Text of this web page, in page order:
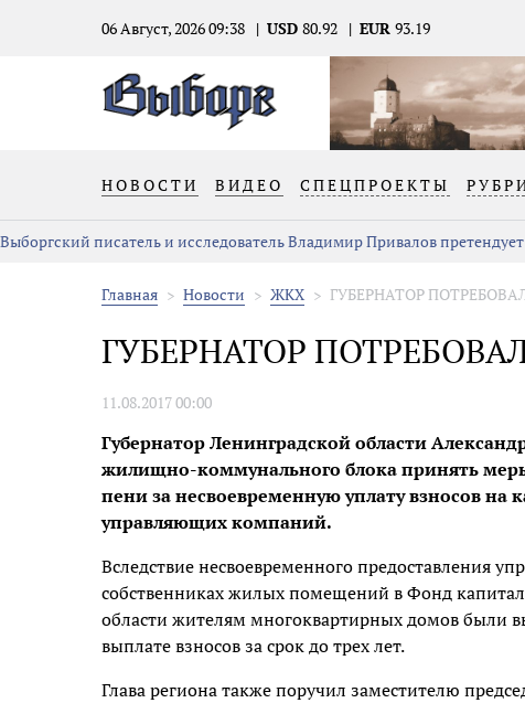
06 Август, 2026 09:38 USD 80.92 EUR 93.19
НОВОСТИ ВИДЕО СПЕЦПРОЕКТЫ
Выборгский писатель и исследователь Владимир Привалов
Главная Новости ЖКХ ГУБЕРНАТОР
ГУБЕРНАТОР
11.08.2017 00:00
Губернатор Ленинградской области
жилищно-коммунального блока принять
пени за несвоевременную уплату взносов
управляющих компаний.
Вследствие несвоевременного предоставления
собственниках жилых помещений в Фонд
области жителям многоквартирных домов были
выплате взносов за срок до трех лет.
Глава региона также поручил заместителю